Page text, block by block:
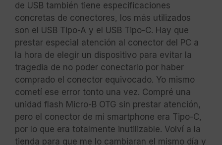
de USB también tiene especificaciones
concretas de conectores, los más utilizados
son el USB Tipo-A y el USB Tipo-C. Hay que
prestar especial atención al conector del PC a
la hora de elegir un dispositivo para evitar la
tragedia de no poder conectarlo por haber
comprado el conector equivocado. Yo mismo
cometí ese error tonto una vez. Compré una
unidad flash Micro-B OTG sin prestar atención,
pero el conector de mi smartphone era Tipo-C,
por lo que era totalmente inutilizable. Volví a la
tienda para que me lo cambiaran el mismo día y